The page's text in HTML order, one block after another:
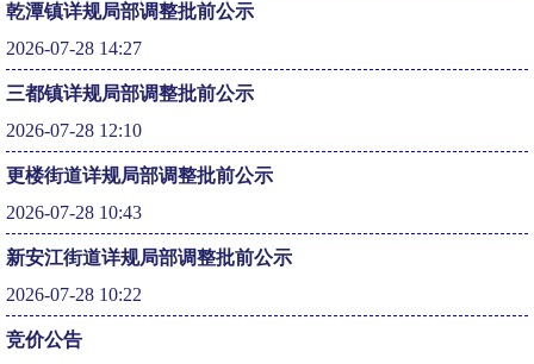
乾潭镇详规局部调整批前公示
2026-07-28 14:27
三都镇详规局部调整批前公示
2026-07-28 12:10
更楼街道详规局部调整批前公示
2026-07-28 10:43
新安江街道详规局部调整批前公示
2026-07-28 10:22
竞价公告